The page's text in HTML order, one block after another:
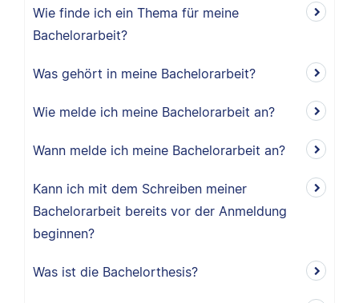
Wie finde ich ein Thema für meine
Bachelorarbeit?
Was gehört in meine Bachelorarbeit?
Wie melde ich meine Bachelorarbeit an?
Wann melde ich meine Bachelorarbeit an?
Kann ich mit dem Schreiben meiner
Bachelorarbeit bereits vor der Anmeldung
beginnen?
Was ist die Bachelorthesis?